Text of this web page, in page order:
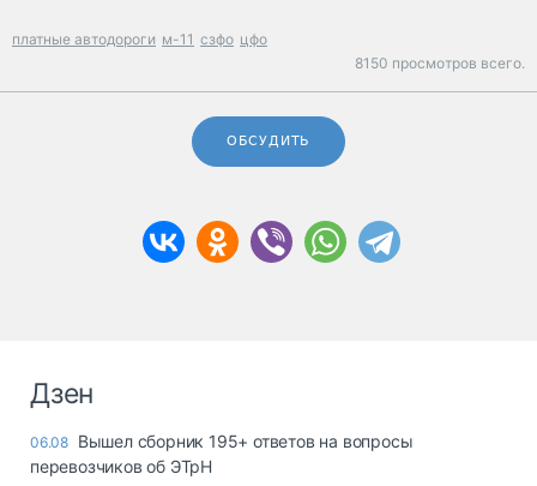
платные автодороги м-11 сзфо цфо
8150 просмотров всего.
ОБСУДИТЬ
Дзен
06.08 Вышел сборник 195+ ответов на вопросы
перевозчиков об ЭТрН